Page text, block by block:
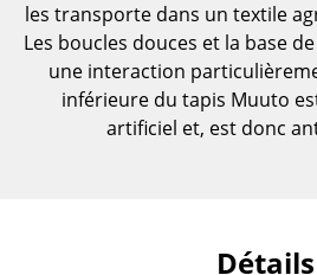
Bibliothèques
Étagères murales
Buffets & Commodes
les transporte dans un textile
Les boucles douces et la base
une interaction
inférieure du tapis Muuto
artificiel et, est donc
Détails